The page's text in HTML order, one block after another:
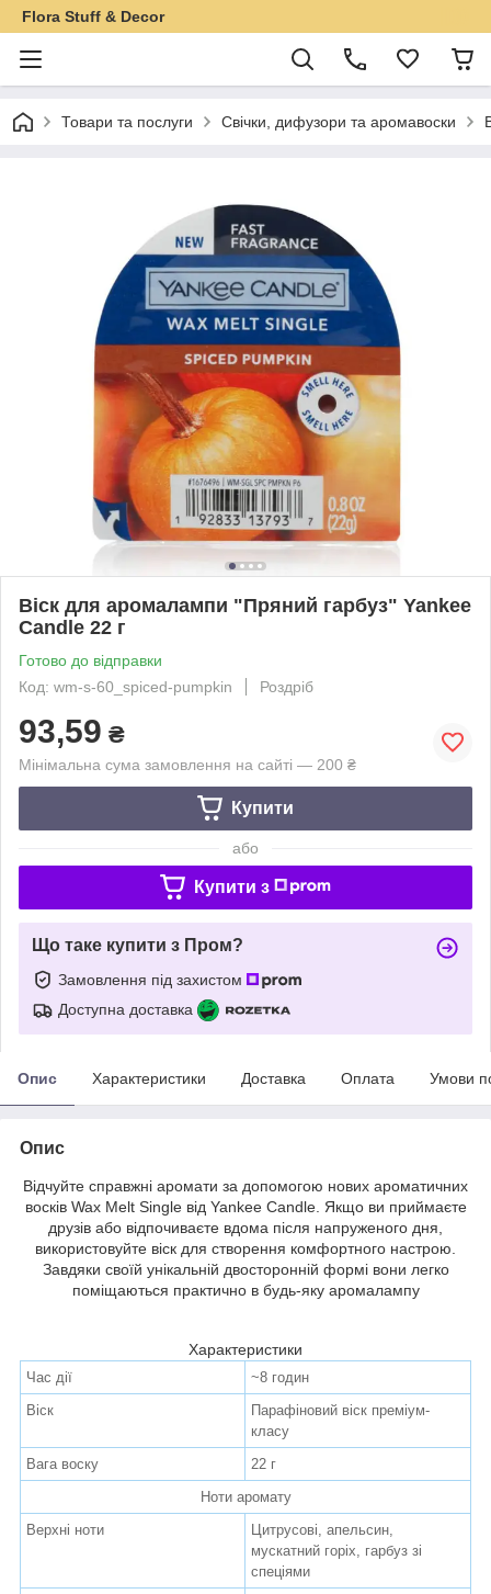
Flora Stuff & Decor
Товари та послуги Свічки, дифузори та аромавоски
Віск для аромалампи "Пряний гарбуз" Yankee
Candle 22 г
Готово до відправки
Код: wm-s-60_spiced-pumpkin
Роздріб
93,59 ₴
Мінімальна сума замовлення на сайті — 200 ₴
Купити
або
Купити з
Що таке купити з Пром?
Замовлення під захистом
Доступна доставка
Опис Характеристики Доставка Оплата Умови
Опис
Відчуйте справжні аромати за допомогою нових ароматичних
восків Wax Melt Single від Yankee Candle. Якщо ви приймаєте
друзів або відпочиваєте вдома після напруженого дня,
використовуйте віск для створення комфортного настрою.
Завдяки своїй унікальній двосторонній формі вони легко
поміщаються практично в будь-яку аромалампу
Характеристики
Час дії
~8 годин
Віск
Парафіновий віск преміум-
класу
Вага воску
22 г
Ноти аромату
Верхні ноти
Цитрусові, апельсин,
мускатний горіх, гарбуз зі
спеціями